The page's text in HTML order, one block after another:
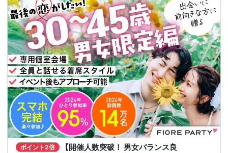
ポイント2倍
【開催人数突破！ 男女バランス良